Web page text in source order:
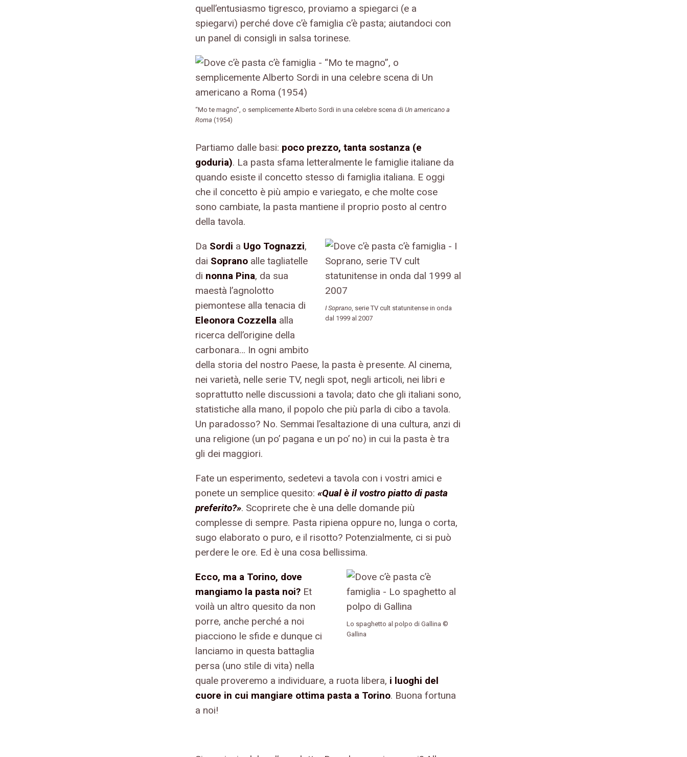
quell’entusiasmo tigresco, proviamo a spiegarci (e a
spiegarvi) perché dove c’è famiglia c’è pasta; aiutandoci con
un panel di consigli in salsa torinese.
“Mo te magno”, o semplicemente Alberto Sordi in una celebre scena di Un americano a
Roma (1954)
Partiamo dalle basi: poco prezzo, tanta sostanza (e
goduria). La pasta sfama letteralmente le famiglie italiane da
quando esiste il concetto stesso di famiglia italiana. E oggi
che il concetto è più ampio e variegato, e che molte cose
sono cambiate, la pasta mantiene il proprio posto al centro
della tavola.
I Soprano, serie TV cult statunitense in onda
dal 1999 al 2007
Da Sordi a Ugo Tognazzi,
dai Soprano alle tagliatelle
di nonna Pina, da sua
maestà l’agnolotto
piemontese alla tenacia di
Eleonora Cozzella alla
ricerca dell’origine della
carbonara… In ogni ambito
della storia del nostro Paese, la pasta è presente. Al cinema,
nei varietà, nelle serie TV, negli spot, negli articoli, nei libri e
soprattutto nelle discussioni a tavola; dato che gli italiani sono,
statistiche alla mano, il popolo che più parla di cibo a tavola.
Un paradosso? No. Semmai l’esaltazione di una cultura, anzi di
una religione (un po’ pagana e un po’ no) in cui la pasta è tra
gli dei maggiori.
Fate un esperimento, sedetevi a tavola con i vostri amici e
ponete un semplice quesito: «Qual è il vostro piatto di pasta
preferito?». Scoprirete che è una delle domande più
complesse di sempre. Pasta ripiena oppure no, lunga o corta,
sugo elaborato o puro, e il risotto? Potenzialmente, ci si può
perdere le ore. Ed è una cosa bellissima.
Lo spaghetto al polpo di Gallina ©
Gallina
Ecco, ma a Torino, dove
mangiamo la pasta noi? Et
voilà un altro quesito da non
porre, anche perché a noi
piacciono le sfide e dunque ci
lanciamo in questa battaglia
persa (uno stile di vita) nella
quale proveremo a individuare, a ruota libera, i luoghi del
cuore in cui mangiare ottima pasta a Torino. Buona fortuna
a noi!